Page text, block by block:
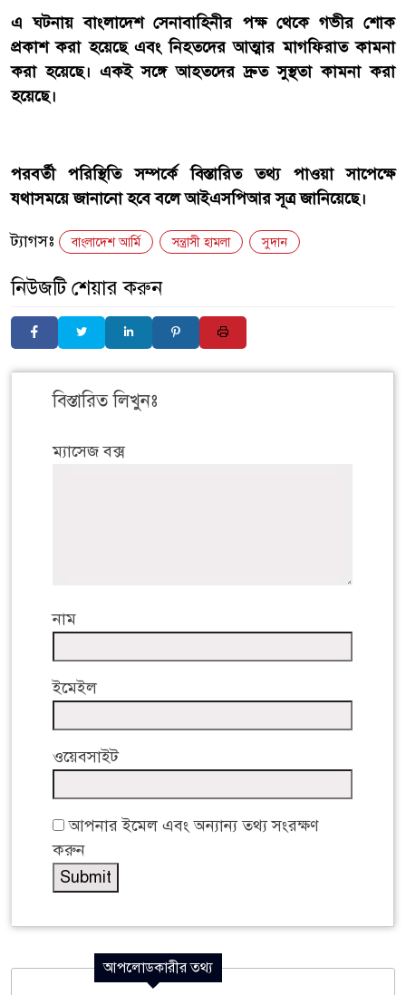
এ ঘটনায় বাংলাদেশ সেনাবাহিনীর পক্ষ থেকে গভীর শোক
প্রকাশ করা হয়েছে এবং নিহতদের আত্মার মাগফিরাত কামনা
করা হয়েছে। একই সঙ্গে আহতদের দ্রুত সুস্থতা কামনা করা
হয়েছে।
পরবর্তী পরিস্থিতি সম্পর্কে বিস্তারিত তথ্য পাওয়া সাপেক্ষে
যথাসময়ে জানানো হবে বলে আইএসপিআর সূত্র জানিয়েছে।
ট্যাগসঃ বাংলাদেশ আর্মি সন্ত্রাসী হামলা সুদান
নিউজটি শেয়ার করুন
বিস্তারিত লিখুনঃ
ম্যাসেজ বক্স
নাম
ইমেইল
ওয়েবসাইট
আপনার ইমেল এবং অন্যান্য তথ্য সংরক্ষণ
করুন
আপলোডকারীর তথ্য